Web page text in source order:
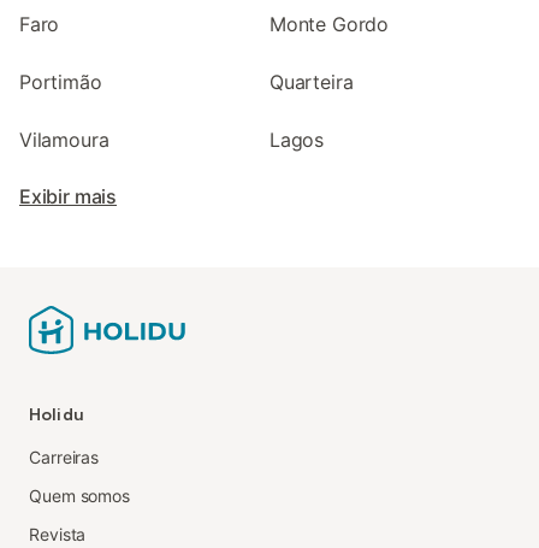
Faro Monte Gordo
Portimão Quarteira
Vilamoura Lagos
Exibir mais
Holidu
Carreiras
Quem somos
Revista